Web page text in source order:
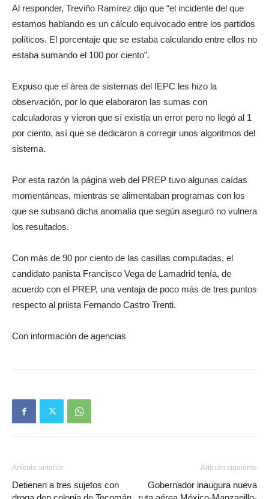
Al responder, Treviño Ramírez dijo que “el incidente del que
estamos hablando es un cálculo equivocado entre los partidos
políticos. El porcentaje que se estaba calculando entre ellos no
estaba sumando el 100 por ciento”.
Expuso que el área de sistemas del IEPC les hizo la
observación, por lo que elaboraron las sumas con
calculadoras y vieron que sí existía un error pero no llegó al 1
por ciento, así que se dedicaron a corregir unos algoritmos del
sistema.
Por esta razón la página web del PREP tuvo algunas caídas
momentáneas, mientras se alimentaban programas con los
que se subsanó dicha anomalía que según aseguró no vulnera
los resultados.
Con más de 90 por ciento de las casillas computadas, el
candidato panista Francisco Vega de Lamadrid tenía, de
acuerdo con el PREP, una ventaja de poco más de tres puntos
respecto al priista Fernando Castro Trenti.
Con información de agencias
Artículo anterior
Detienen a tres sujetos con
Artículo siguiente
Gobernador inaugura nueva